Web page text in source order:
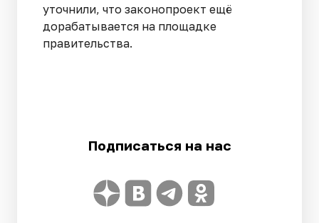
уточнили, что законопроект ещё
дорабатывается на площадке
правительства.
Подписаться на нас